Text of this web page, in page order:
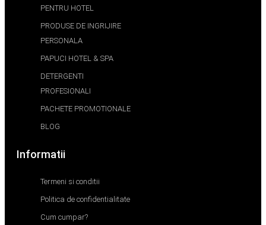
PENTRU HOTEL
PRODUSE DE INGRIJIRE
PERSONALA
PAPUCI HOTEL & SPA
DETERGENTI
PROFESIONALI
PACHETE PROMOTIONALE
BLOG
Informatii
Termeni si conditii
Politica de confidentialitate
Cum cumpar?